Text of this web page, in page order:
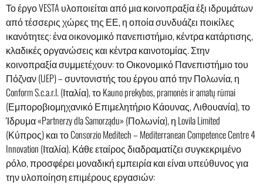
Το έργο VESTA υλοποιείται από μια κοινοπραξία έξι ιδρυμάτων
από τέσσερις χώρες της ΕΕ, η οποία συνδυάζει ποικίλες
ικανότητες: ένα οικονομικό πανεπιστήμιο, κέντρα κατάρτισης,
κλαδικές οργανώσεις και κέντρα καινοτομίας. Στην
κοινοπραξία συμμετέχουν: το Οικονομικό Πανεπιστήμιο του
Πόζναν (UEP) – συντονιστής του έργου από την Πολωνία, η
Conform S.c.a.r.l. (Ιταλία), το Kauno prekybos, pramonės ir amatų rūmai
(Εμποροβιομηχανικό Επιμελητήριο Κάουνας, Λιθουανία), το
Ίδρυμα «Partnerzy dla Samorządu» (Πολωνία), η Lovila Limited
(Κύπρος) και το Consorzio Meditech – Mediterranean Competence Centre 4
Innovation (Ιταλία). Κάθε εταίρος διαδραματίζει συγκεκριμένο
ρόλο, προσφέρει μοναδική εμπειρία και είναι υπεύθυνος για
την υλοποίηση επιμέρους εργασιών: